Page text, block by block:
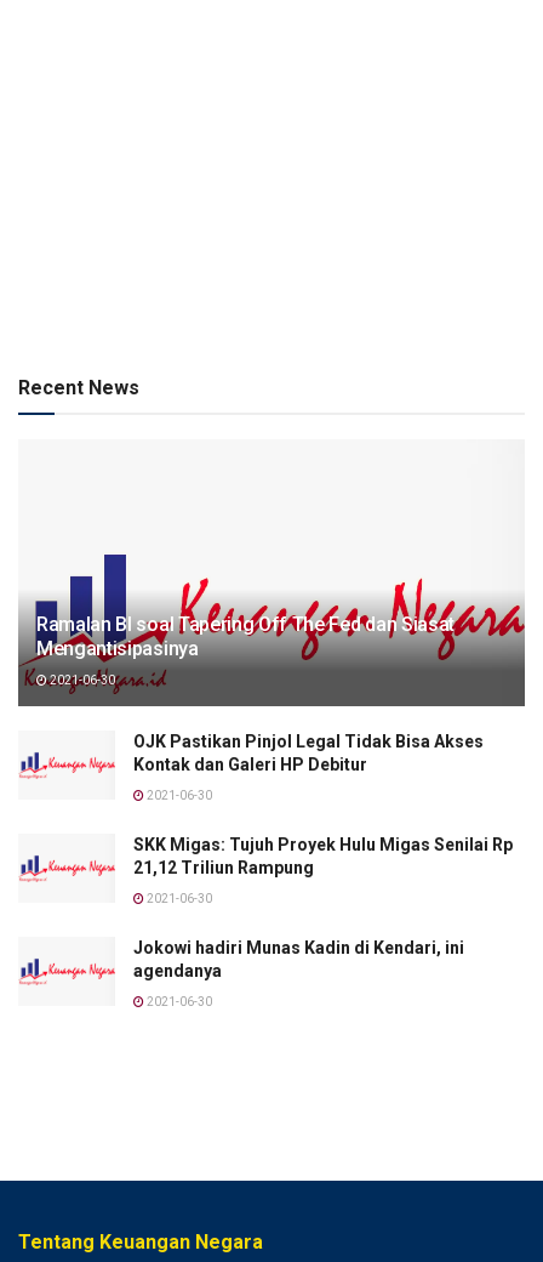
Recent News
Ramalan BI soal Tapering Off The Fed dan Siasat
Mengantisipasinya
2021-06-30
OJK Pastikan Pinjol Legal Tidak Bisa Akses
Kontak dan Galeri HP Debitur
2021-06-30
SKK Migas: Tujuh Proyek Hulu Migas Senilai Rp
21,12 Triliun Rampung
2021-06-30
Jokowi hadiri Munas Kadin di Kendari, ini
agendanya
2021-06-30
Tentang Keuangan Negara